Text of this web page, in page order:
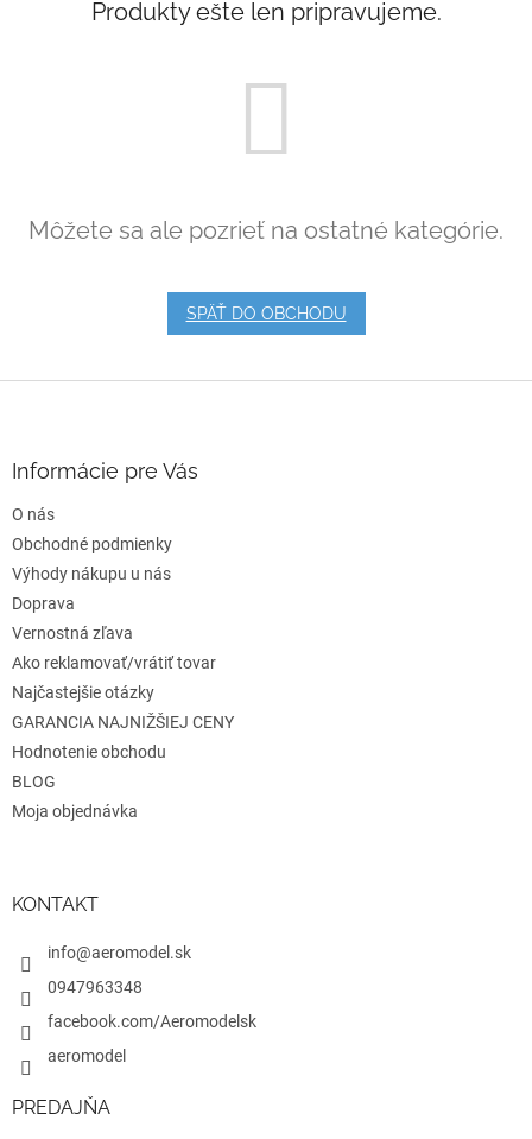
Produkty ešte len pripravujeme.
Môžete sa ale pozrieť na ostatné kategórie.
SPÄŤ DO OBCHODU
e
Informácie pre Vás
O nás
Obchodné podmienky
Výhody nákupu u nás
Doprava
Vernostná zľava
Ako reklamovať/vrátiť tovar
Najčastejšie otázky
GARANCIA NAJNIŽŠIEJ CENY
Hodnotenie obchodu
BLOG
Moja objednávka
KONTAKT
info@aeromodel.sk
0947963348
facebook.com/Aeromodelsk
aeromodel
PREDAJŇA